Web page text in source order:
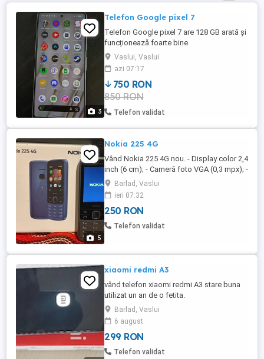
3
Telefon Google pixel 7
Telefon Google pixel 7 are 128 GB arată și
funcționează foarte bine
Vaslui, Vaslui
azi 07:17
750 RON
850 RON
Telefon validat
5
Nokia 225 4G
Vând Nokia 225 4G nou. - Display color 2,4
inch (6 cm); - Cameră foto VGA (0,3 mpx); -
Memorie RAM: 64 MB; - Memorie internă:
128 MB; - Slot pentru card memorie
MicroSD până la 32 GB; - Baterie: 1150
mAh; - Încărcător Nokia; - Cutie originală.
Preț: 250 de lei negociabil.
Barlad, Vaslui
ieri 07:32
250 RON
Telefon validat
xiaomi redmi A3
vând telefon xiaomi redmi A3 stare buna
utilizat un an de o fetita.
Barlad, Vaslui
6 august
299 RON
Telefon validat